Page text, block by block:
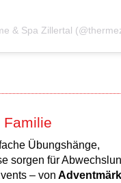
& Spa Zillertal
Übungshänge,
sorgen für
– von